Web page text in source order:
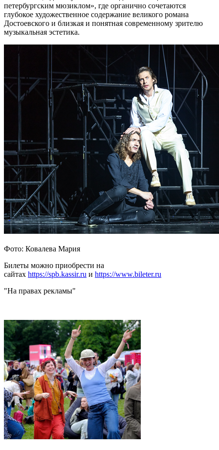
петербургским мюзиклом», где органично сочетаются
глубокое художественное содержание великого романа
Достоевского и близкая и понятная современному зрителю
музыкальная эстетика.
Фото: Ковалева Мария
Билеты можно приобрести на
сайтах https://spb.kassir.ru и https://www.bileter.ru
"На правах рекламы"